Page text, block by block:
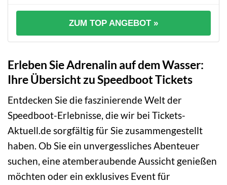
ZUM TOP ANGEBOT »
Erleben Sie Adrenalin auf dem Wasser:
Ihre Übersicht zu Speedboot Tickets
Entdecken Sie die faszinierende Welt der
Speedboot-Erlebnisse, die wir bei Tickets-
Aktuell.de sorgfältig für Sie zusammengestellt
haben. Ob Sie ein unvergessliches Abenteuer
suchen, eine atemberaubende Aussicht genießen
möchten oder ein exklusives Event für